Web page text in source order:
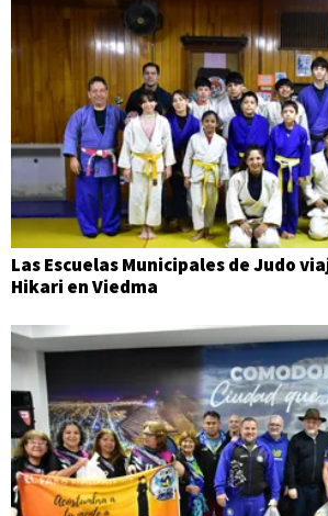
Las Escuelas Municipales de Judo
Hikari en Viedma